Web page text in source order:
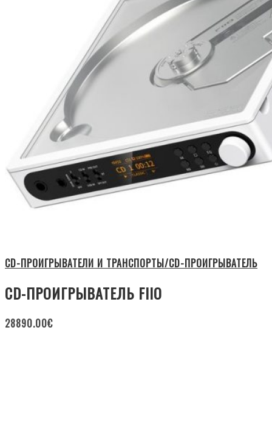
CD-ПРОИГРЫВАТЕЛИ И ТРАНСПОРТЫ/CD-ПРОИГРЫВАТЕЛЬ
CD-ПРОИГРЫВАТЕЛЬ FIIO
28890.00€